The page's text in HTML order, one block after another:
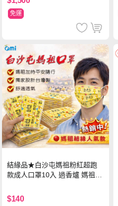
免運
結緣品★白沙屯媽祖粉紅超跑
款成人口罩10入 過香爐 媽祖加
$140